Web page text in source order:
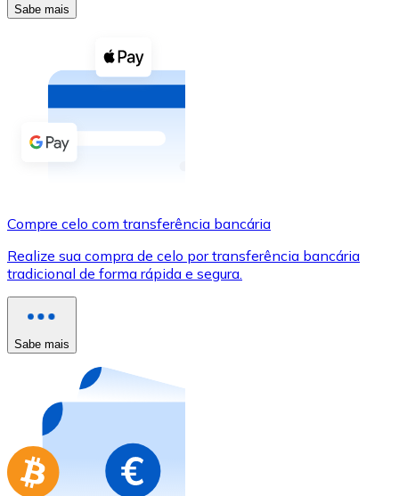
Cupons cripto
Comprar com dinheiro
Comprar com transferência bancária
Cartão de crédito / débito
Comprar com cartão
Loja - Cartões-presente
Compre cartões-presente das suas marcas favoritas
Ir para a loja de cartões-presente
Sabe mais
Compre celo com transferência bancária
Realize sua compra de celo por transferência bancária
tradicional de forma rápida e segura.
Sabe mais